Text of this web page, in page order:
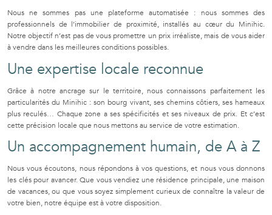
Nous ne sommes pas une plateforme automatisée : nous sommes des
professionnels de l’immobilier de proximité, installés au cœur du Minihic.
Notre objectif n’est pas de vous promettre un prix irréaliste, mais de vous aider
à vendre dans les meilleures conditions possibles.
Une expertise locale reconnue
Grâce à notre ancrage sur le territoire, nous connaissons parfaitement les
particularités du Minihic : son bourg vivant, ses chemins côtiers, ses hameaux
plus reculés… Chaque zone a ses spécificités et ses niveaux de prix. Et c’est
cette précision locale que nous mettons au service de votre estimation.
Un accompagnement humain, de A à Z
Nous vous écoutons, nous répondons à vos questions, et nous vous donnons
les clés pour avancer. Que vous vendiez une résidence principale, une maison
de vacances, ou que vous soyez simplement curieux de connaître la valeur de
votre bien, notre équipe est à votre disposition.